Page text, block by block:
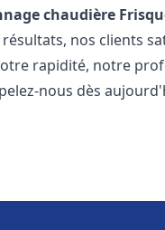
chaudière
nos clients
rapidité, notre
nous dès